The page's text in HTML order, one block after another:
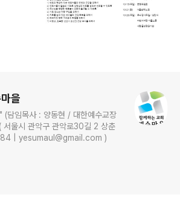
을
(담임목사 : 양동현 / 대한예수교장
빌딩 2층 | 02-874-6184 | yesumaul@gmail.com )